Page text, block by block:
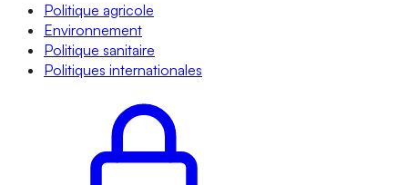
Politique agricole
Environnement
Politique sanitaire
Politiques internationales